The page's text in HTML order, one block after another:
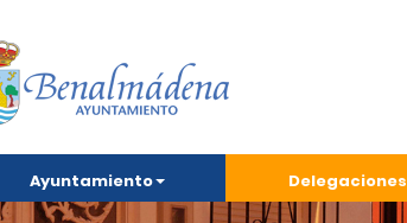
Ayuntamiento Delegaciones